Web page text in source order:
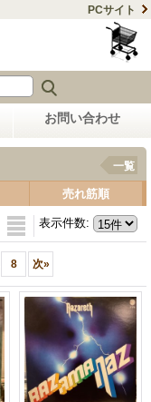
PCサイト
お問い合わせ
一覧
売れ筋順
表示件数:
8 次»